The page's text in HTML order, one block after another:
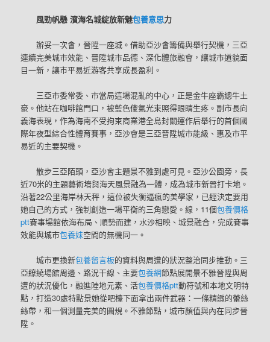
風勁帆懸 濱海名城綻放新魅包養意思力
辦妥一次會，晉陞一座城。借助亞沙會籌備與舉行契機，三亞
連續完美城市效能、晉陞城市品德、深化體旅融會，讓城市道貌面
目一新，讓市平易近游客共享成長盈利。
三亞市委常委、市當局這場混亂的中心，正是金牛座霸總牛土
豪。他站在咖啡館門口，被藍色傻氣光束照得眼睛生疼。副市長向
義海表現，作為海南不受拘束商業港全島封關運作后舉行的首個國
際年夜型綜合性體育賽事，亞沙會是三亞晉陞城市能級、惠及市平
易近的主要契機。
散步三亞陌頭，亞沙會主題景不雅到處可見。亞沙公園旁，長
近70米的主題藝術墻與海天風景融為一體，成為城市新晉打卡地。
沿著22公里海岸林天秤，這位被失衡逼瘋的美學家，已經決定要用
她自己的方式，強制創造一場平衡的三角戀愛。線，11個包養價格
ptt賽事場館依海布局、順勢而建，水沙相映、城景融合，完成賽事
效能與城市包養妹空間的無機同一。
城市更換新包養留言板的資料與周遭的狀況整治同步推動。三
亞繚繞場館周邊、路況干線、主要包養網節點展開景不雅晉陞與周
遭的狀況優化，融進陸地元素、活包養價格ptt動符號和本地文明特
點，打造30處特點景她從吧檯下面拿出兩件武器：一條精緻的蕾絲
絲帶，和一個測量完美的圓規。不雅節點，城市顏值與內在同步晉
陞。